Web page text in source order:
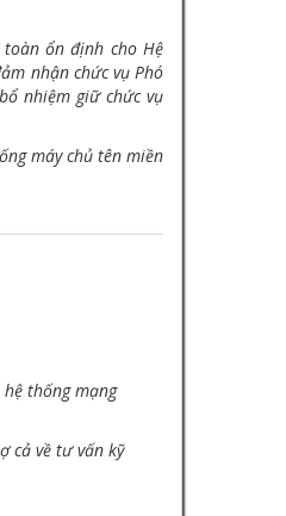
ổn định cho Hệ
nhận chức vụ Phó
nhiệm giữ chức vụ
máy chủ tên miền
thống mạng
cả về tư vấn kỹ